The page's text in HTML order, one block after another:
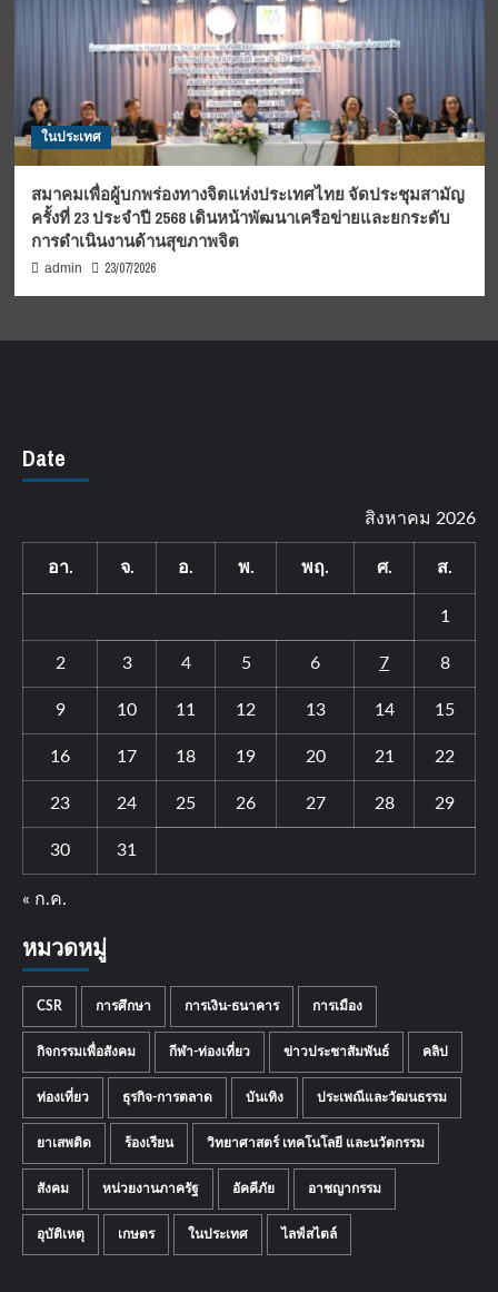
ในประเทศ
สมาคมเพื่อผู้บกพร่องทางจิตแห่งประเทศไทย จัดประชุมสามัญ
ครั้งที่ 23 ประจำปี 2568 เดินหน้าพัฒนาเครือข่ายและยกระดับ
การดำเนินงานด้านสุขภาพจิต
admin 23/07/2026
Date
สิงหาคม 2026
อา. จ. อ. พ. พฤ. ศ. ส.
1
2 3 4 5 6 7 8
9 10 11 12 13 14 15
16 17 18 19 20 21 22
23 24 25 26 27 28 29
30 31
« ก.ค.
หมวดหมู่
CSR การศึกษา การเงิน-ธนาคาร การเมือง
กิจกรรมเพื่อสังคม กีฬา-ท่องเที่ยว ข่าวประชาสัมพันธ์ คลิป
ท่องเที่ยว ธุรกิจ-การตลาด บันเทิง ประเพณีและวัฒนธรรม
ยาเสพติด ร้องเรียน วิทยาศาสตร์ เทคโนโลยี และนวัตกรรม
สังคม หน่วยงานภาครัฐ อัคคีภัย อาชญากรรม
อุบัติเหตุ เกษตร ในประเทศ ไลฟ์สไตล์